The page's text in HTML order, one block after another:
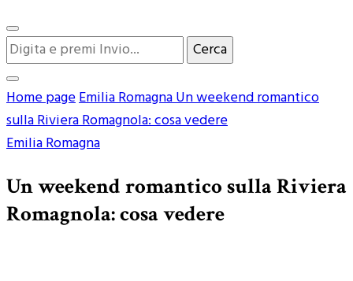
Cerchi
qualcosa?
Home pageEmilia RomagnaUn weekend romantico
sulla Riviera Romagnola: cosa vedere
Emilia Romagna
Un weekend romantico sulla Riviera
Romagnola: cosa vedere